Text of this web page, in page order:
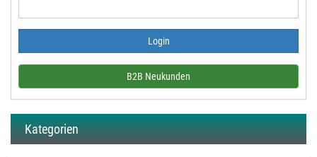
B2B Neukunden
Kategorien